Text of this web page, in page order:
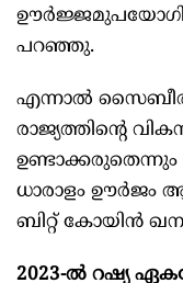
പറഞ്ഞു.
എന്നാൽ
രാജ്യത്തിൻ്റെ
ധാരാളം ഊർജം
ബിറ്റ് കോയിൻ
2023-ൽ റഷ്യ